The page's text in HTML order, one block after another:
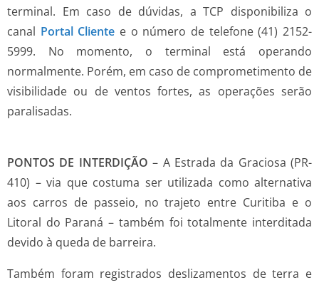
terminal. Em caso de dúvidas, a TCP disponibiliza o
canal Portal Cliente e o número de telefone (41) 2152-
5999. No momento, o terminal está operando
normalmente. Porém, em caso de comprometimento de
visibilidade ou de ventos fortes, as operações serão
paralisadas.
PONTOS DE INTERDIÇÃO– A Estrada da Graciosa (PR-
410) – via que costuma ser utilizada como alternativa
aos carros de passeio, no trajeto entre Curitiba e o
Litoral do Paraná – também foi totalmente interditada
devido à queda de barreira.
Também foram registrados deslizamentos de terra e